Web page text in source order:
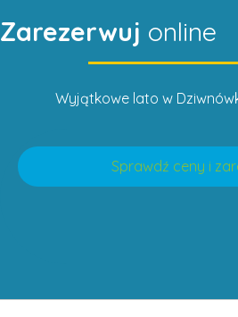
Zarezerwuj online
Wyjątkowe lato w
Sprawdź ceny i